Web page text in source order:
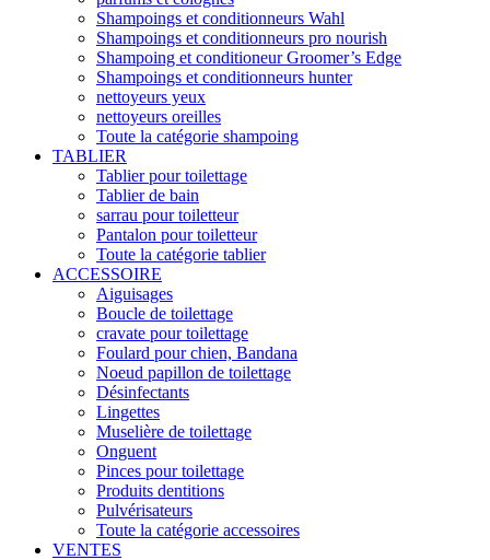
Shampoings et conditionneurs Wahl
Shampoings et conditionneurs pro nourish
Shampoing et conditioneur Groomer’s Edge
Shampoings et conditionneurs hunter
nettoyeurs yeux
nettoyeurs oreilles
Toute la catégorie shampoing
TABLIER
Tablier pour toilettage
Tablier de bain
sarrau pour toiletteur
Pantalon pour toiletteur
Toute la catégorie tablier
ACCESSOIRE
Aiguisages
Boucle de toilettage
cravate pour toilettage
Foulard pour chien, Bandana
Noeud papillon de toilettage
Désinfectants
Lingettes
Muselière de toilettage
Onguent
Pinces pour toilettage
Produits dentitions
Pulvérisateurs
Toute la catégorie accessoires
VENTES